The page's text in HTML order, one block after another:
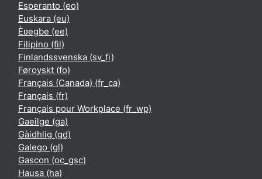
Esperanto ‎(eo)‎
Euskara ‎(eu)‎
Èʋegbe ‎(ee)‎
Filipino ‎(fil)‎
Finlandssvenska ‎(sv_fi)‎
Føroyskt ‎(fo)‎
Français (Canada) ‎(fr_ca)‎
Français ‎(fr)‎
Français pour Workplace ‎(fr_wp)‎
Gaeilge ‎(ga)‎
Gàidhlig ‎(gd)‎
Galego ‎(gl)‎
Gascon ‎(oc_gsc)‎
Hausa ‎(ha)‎